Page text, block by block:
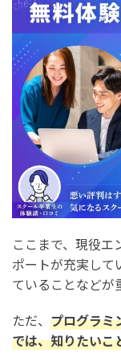
ここまで、現役
ポートが充実して
ていることなどが
ただ、 プログラミ
では、知りたいこ